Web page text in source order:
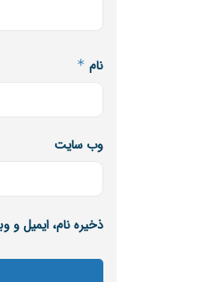
نام *
وب‌ سایت
ذخیره نام، ایمیل